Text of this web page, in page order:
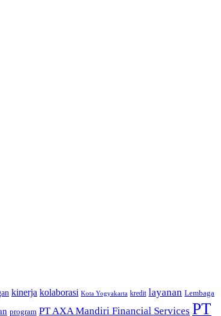
kinerja kolaborasi Kota Yogyakarta kredit layanan Lembaga
program PT AXA Mandiri Financial Services PT